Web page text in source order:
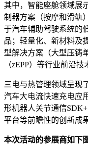
其中，智能座舱领域展
制器方案（按摩和滑轨
于汽车辅助驾驶系统的
品；轻量化、新材料及
型解决方案（大型压铸
（zEPP）等行业前沿技
三电与热管理领域呈现
汽车大电流快速充电应
形机器人关节通信
平台等前瞻性的创新成果
本次活动的参展商如下